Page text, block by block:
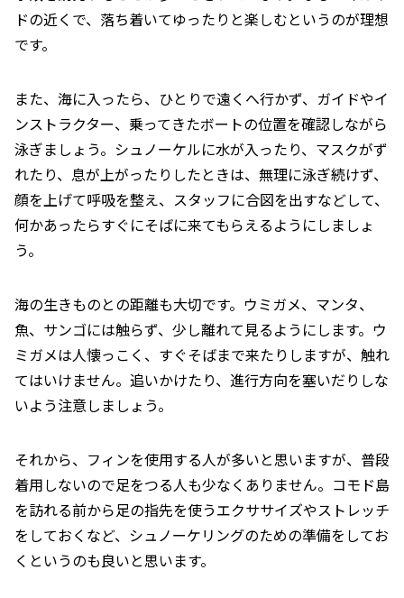
ドの近くで、落ち着いてゆったりと楽しむというのが理想
です。
また、海に入ったら、ひとりで遠くへ行かず、ガイドやイ
ンストラクター、乗ってきたボートの位置を確認しながら
泳ぎましょう。シュノーケルに水が入ったり、マスクがず
れたり、息が上がったりしたときは、無理に泳ぎ続けず、
顔を上げて呼吸を整え、スタッフに合図を出すなどして、
何かあったらすぐにそばに来てもらえるようにしましょ
う。
海の生きものとの距離も大切です。ウミガメ、マンタ、
魚、サンゴには触らず、少し離れて見るようにします。ウ
ミガメは人懐っこく、すぐそばまで来たりしますが、触れ
てはいけません。追いかけたり、進行方向を塞いだりしな
いよう注意しましょう。
それから、フィンを使用する人が多いと思いますが、普段
着用しないので足をつる人も少なくありません。コモド島
を訪れる前から足の指先を使うエクササイズやストレッチ
をしておくなど、シュノーケリングのための準備をしてお
くというのも良いと思います。